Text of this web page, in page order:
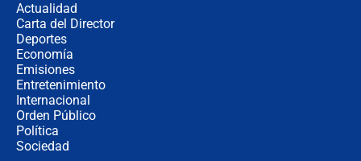
Actualidad
Carta del Director
Deportes
Economía
Emisiones
Entretenimiento
Internacional
Orden Público
Política
Sociedad